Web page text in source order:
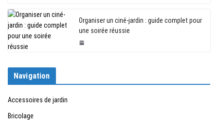
Organiser un ciné-jardin : guide complet pour
une soirée réussie
Navigation
Accessoires de jardin
Bricolage